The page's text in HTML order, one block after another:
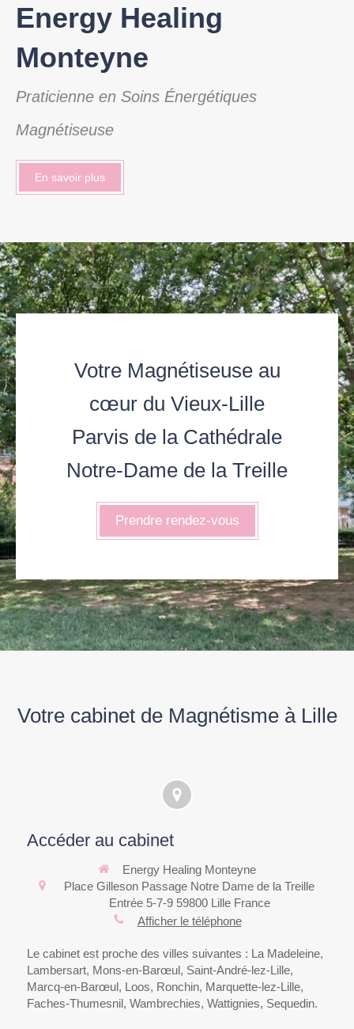
Energy Healing
Monteyne
Praticienne en Soins Énergétiques
Magnétiseuse
En savoir plus
Votre Magnétiseuse au
cœur du Vieux-Lille
Parvis de la Cathédrale
Notre-Dame de la Treille
Prendre rendez-vous
Votre cabinet de Magnétisme à Lille
Accéder au cabinet
Energy Healing Monteyne
Place Gilleson Passage Notre Dame de la Treille
Entrée 5-7-9 59800 Lille France
Afficher le téléphone
Le cabinet est proche des villes suivantes : La Madeleine,
Lambersart, Mons-en-Barœul, Saint-André-lez-Lille,
Marcq-en-Barœul, Loos, Ronchin, Marquette-lez-Lille,
Faches-Thumesnil, Wambrechies, Wattignies, Sequedin.